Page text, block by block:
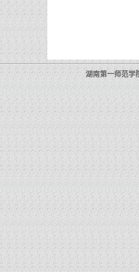
湖南第一师范